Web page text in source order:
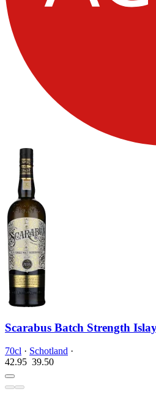
Scarabus Batch Strength
70cl · Schotland ·
42.95 39.50